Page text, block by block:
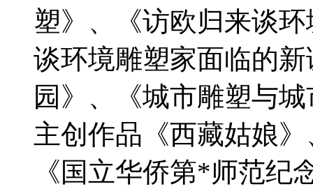
塑》、《访欧归来谈
谈环境雕塑家面临的
园》、《城市雕塑与
主创作品《西藏姑娘
《国立华侨第*师范纪